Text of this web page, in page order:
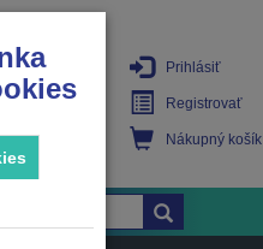
Prihlásiť
Registrovať
Nákupný košík